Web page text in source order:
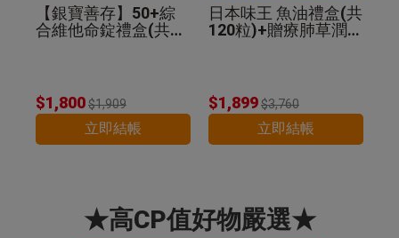
【銀寶善存】50+綜
合維他命錠禮盒(共26
$1,800$1,909
立即結帳
日本味王 魚油禮盒(共
120粒)+贈療肺草潤喉
$1,899$3,760
立即結帳
★高CP值好物嚴選★